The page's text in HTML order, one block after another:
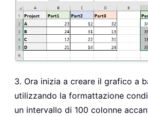
3. Ora inizia a creare il grafico a
utilizzando la formattazione
un intervallo di 100 colonne